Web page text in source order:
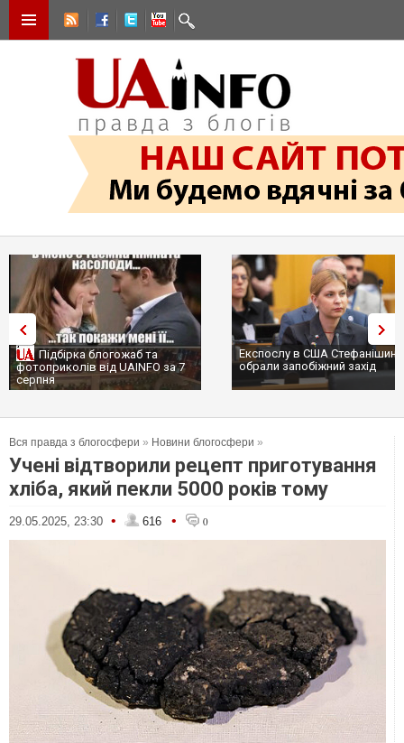
Підбірка блогожаб та
фотоприколів від UAINFO за 7
серпня
Експослу в США
обрали запобіжний захід
Вся правда з блогосфери » Новини блогосфери »
Учені відтворили рецепт приготування
хліба, який пекли 5000 років тому
29.05.2025, 23:30 • 616 • 0